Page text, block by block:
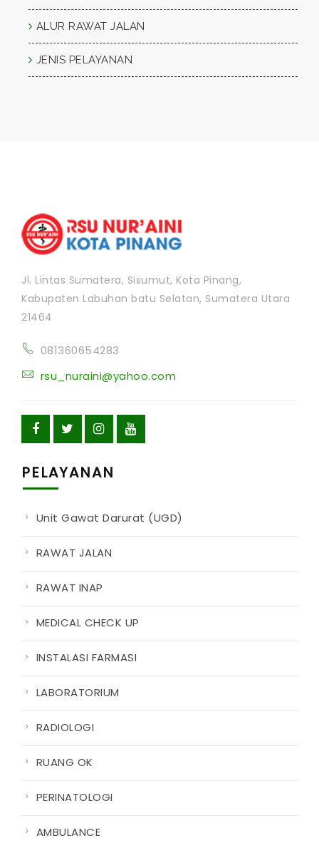
ALUR RAWAT JALAN
JENIS PELAYANAN
Jl. Lintas Sumatera, Sisumut, Kota Pinang,
Kabupaten Labuhan batu Selatan, Sumatera Utara
21464
081360654283
rsu_nuraini@yahoo.com
PELAYANAN
Unit Gawat Darurat (UGD)
RAWAT JALAN
RAWAT INAP
MEDICAL CHECK UP
INSTALASI FARMASI
LABORATORIUM
RADIOLOGI
RUANG OK
PERINATOLOGI
AMBULANCE